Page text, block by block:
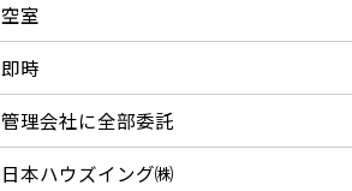
空室
即時
管理会社に全部委託
日本ハウズイング㈱